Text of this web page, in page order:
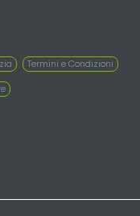
Termini e Condizioni